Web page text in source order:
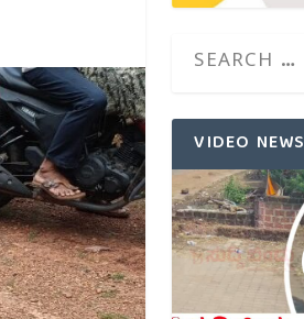
VIDEO NEWS